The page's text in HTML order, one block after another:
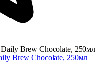
Brew Chocolate, 250мл